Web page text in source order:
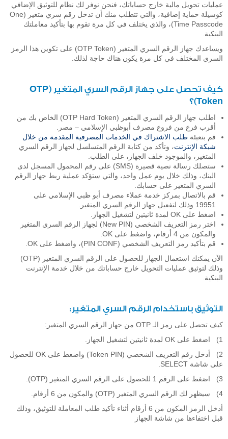
عمليات تحويل مالية خارج حساباتك، فنحن نوفر لك نظام للتوثيق الإضافي
كوسيلة حماية إضافية، والتي تتطلب منك أن تدخل رقم سري متغير (One
Time Passcode)، والذي يختلف في كل مرة تقوم بها بتأكيد معاملتك
البنكية.
ويساعدك جهاز الرقم السري المتغير (OTP Token) على تكوين هذا الرمز
السري المختلف في كل مرة يكون هناك حاجة لذلك.
كيف تحصل على جهاز الرقم السري المتغير (OTP
Token)؟
اطلب جهاز الرقم السري المتغير (OTP Hard Token) الخاص بك من
أقرب فرع من فروع مصرف أبوظبي الإسلامي – مصر.
قم بتعبئة طلب الاشتراك في الخدمات المصرفية المقدمة من خلال
شبكة الإنترنت، وتأكد من كتابة الرقم المتسلسل لجهاز الرقم السري
المتغير، والموجود خلف الجهاز، على الطلب.
ستصلك رسالة نصية قصيرة (SMS) على رقم المحمول المسجل لدى
البنك، وذلك خلال يوم عمل واحد، والتي ستؤكد عملية ربط جهاز الرقم
السري المتغير على حسابك.
قم بالاتصال بمركز خدمة عملاء مصرف أبو ظبي الإسلامي على
19951 وذلك لتفعيل جهاز الرقم السري المتغير.
اضغط على OK لمدة ثانيتين لتشغيل الجهاز.
اختر رمز التعريف الشخصي (New PIN) لجهاز الرقم السري المتغير
والمكون من 4 أرقام، واضغط على OK.
قم بتأكيد رمز التعريف الشخصي (PIN CONF)، واضغط على OK.
الآن يمكنك استعمال الجهاز للحصول على الرقم السري المتغير (OTP)
وذلك لتوثيق عمليات التحويل خارج حساباتك من خلال خدمة الإنترنت
البنكية.
التوثيق باستخدام الرقم السري المتغير:
كيف تحصل على رمز الـ OTP من جهاز الرقم السري المتغير:
1) اضغط على OK لمدة ثانيتين لتشغيل الجهاز.
2) أدخل رقم التعريف الشخصي (Token PIN) واضغط على OK للحصول
على شاشة SELECT.
3) اضغط على الرقم 1 للحصول على الرقم السري المتغير (OTP).
4) سيظهر لك الرقم السري المتغير (OTP) والمكون من 6 أرقام.
أدخل الرمز المكون من 6 أرقام أثناء تأكيد طلب المعاملة للتوثيق، وذلك
قبل اختفاءها من شاشة الجهاز